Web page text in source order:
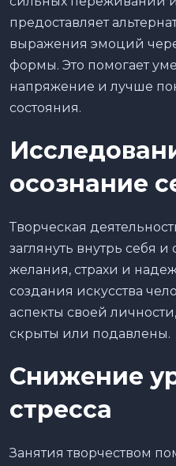
предоставляет
выражения эмоций
формы. Это помогает
напряжение и лучше
состояния.
осознание
Творческая
заглянуть внутрь себя
желания, страхи и
создания искусства
аспекты своей
скрыты или подавлены.
Снижение
стресса
Занятия творчеством